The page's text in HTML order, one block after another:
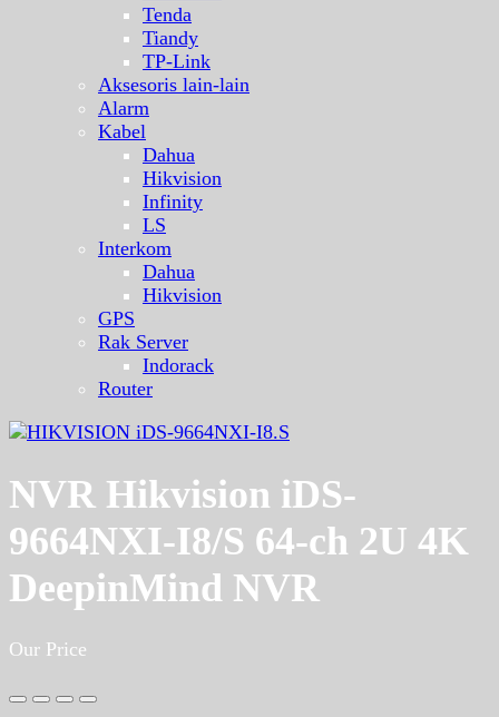
Tenda
Tiandy
TP-Link
Aksesoris lain-lain
Alarm
Kabel
Dahua
Hikvision
Infinity
LS
Interkom
Dahua
Hikvision
GPS
Rak Server
Indorack
Router
NVR Hikvision iDS-
9664NXI-I8/S 64-ch 2U 4K
DeepinMind NVR
Our Price